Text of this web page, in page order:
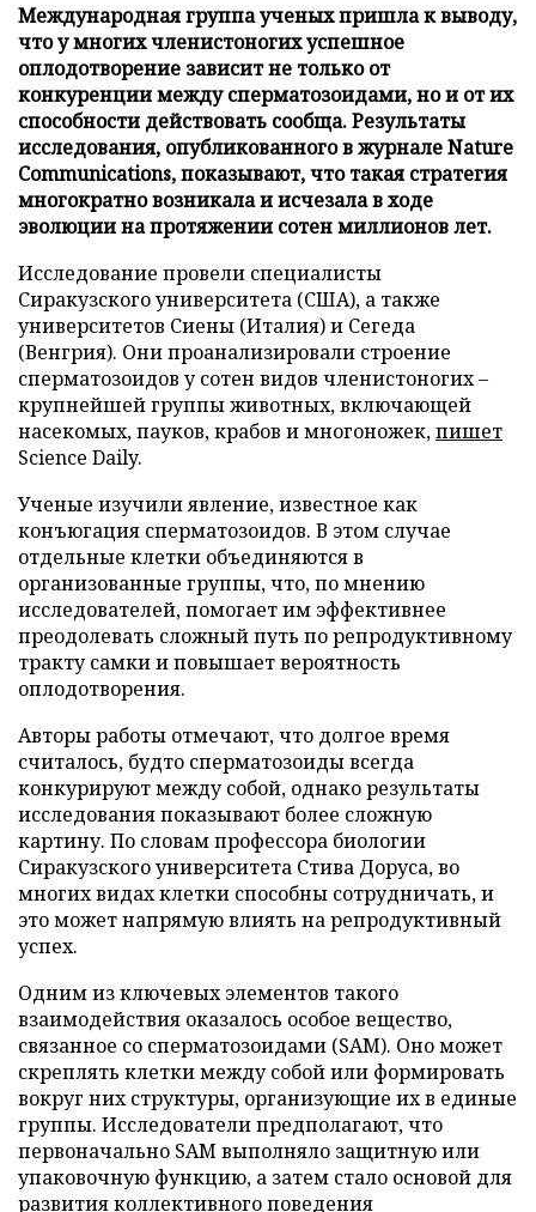
Международная группа ученых пришла к выводу,
что у многих членистоногих успешное
оплодотворение зависит не только от
конкуренции между сперматозоидами, но и от их
способности действовать сообща. Результаты
исследования, опубликованного в журнале Nature
Communications, показывают, что такая стратегия
многократно возникала и исчезала в ходе
эволюции на протяжении сотен миллионов лет.
Исследование провели специалисты
Сиракузского университета (США), а также
университетов Сиены (Италия) и Сегеда
(Венгрия). Они проанализировали строение
сперматозоидов у сотен видов членистоногих –
крупнейшей группы животных, включающей
насекомых, пауков, крабов и многоножек,пишет
Science Daily.
Ученые изучили явление, известное как
конъюгация сперматозоидов. В этом случае
отдельные клетки объединяются в
организованные группы, что, по мнению
исследователей, помогает им эффективнее
преодолевать сложный путь по репродуктивному
тракту самки и повышает вероятность
оплодотворения.
Авторы работы отмечают, что долгое время
считалось, будто сперматозоиды всегда
конкурируют между собой, однако результаты
исследования показывают более сложную
картину. По словам профессора биологии
Сиракузского университета Стива Доруса, во
многих видах клетки способны сотрудничать, и
это может напрямую влиять на репродуктивный
успех.
Одним из ключевых элементов такого
взаимодействия оказалось особое вещество,
связанное со сперматозоидами (SAM). Оно может
скреплять клетки между собой или формировать
вокруг них структуры, организующие их в единые
группы. Исследователи предполагают, что
первоначально SAM выполняло защитную или
упаковочную функцию, а затем стало основой для
развития коллективного поведения